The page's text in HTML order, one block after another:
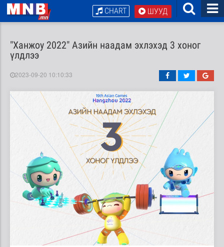
ШУУД
CHART
"Ханжоу 2022" Азийн наадам эхлэхэд 3 хоног
үлдлээ
2023-09-20 10:10:33